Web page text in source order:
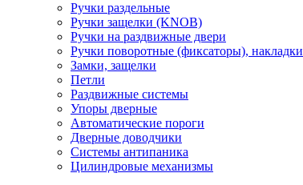
Ручки раздельные
Ручки защелки (KNOB)
Ручки на раздвижные двери
Ручки поворотные (фиксаторы), накладки
Замки, защелки
Петли
Раздвижные системы
Упоры дверные
Автоматические пороги
Дверные доводчики
Системы антипаника
Цилиндровые механизмы